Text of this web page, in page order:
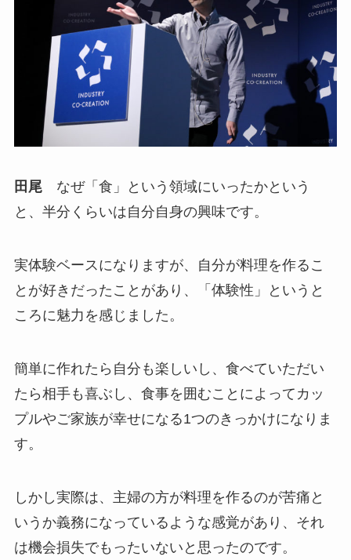
田尾なぜ「食」という領域にいったかという
と、半分くらいは自分自身の興味です。
実体験ベースになりますが、自分が料理を作るこ
とが好きだったことがあり、「体験性」というと
ころに魅力を感じました。
簡単に作れたら自分も楽しいし、食べていただい
たら相手も喜ぶし、食事を囲むことによってカッ
プルやご家族が幸せになる1つのきっかけになりま
す。
しかし実際は、主婦の方が料理を作るのが苦痛と
いうか義務になっているような感覚があり、それ
は機会損失でもったいないと思ったのです。